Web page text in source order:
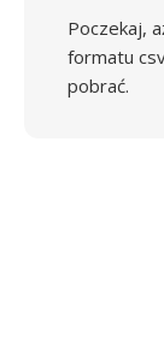
Poczekaj,
formatu
pobrać.